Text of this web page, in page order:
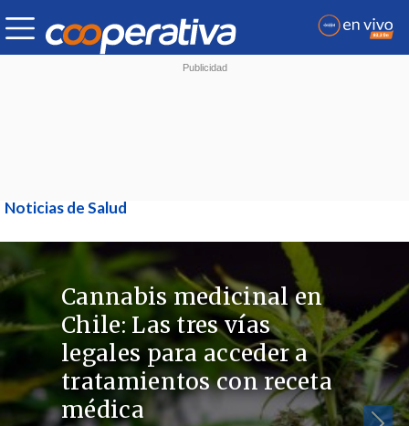
Noticias de Salud
Cannabis medicinal en
Chile: Las tres vías
legales para acceder a
tratamientos con receta
médica